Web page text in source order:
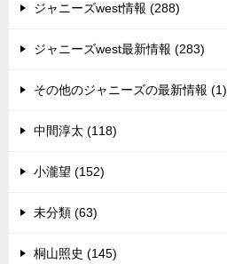
ジャニーズwest情報 (288)
ジャニーズwest最新情報 (283)
その他のジャニーズの最新情報 (1)
中間淳太 (118)
小瀧望 (152)
未分類 (63)
桐山照史 (145)